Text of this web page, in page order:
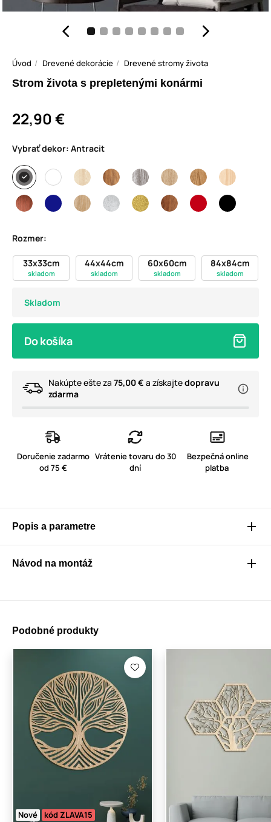
Úvod Drevené dekorácie Drevené stromy života
Strom života s prepletenými konármi
22,90 €
Vybrať dekor: Antracit
Rozmer:
33x33cm
skladom
44x44cm
skladom
60x60cm
skladom
84x84cm
skladom
Skladom
Do košíka
Nakúpte ešte za 75,00 € a získajtedopravu
zdarma
Doručenie zadarmo
od 75 €
Vrátenie tovaru do 30
dní
Bezpečná online
platba
Popis a parametre
Návod na montáž
Podobné produkty
Nové
kód ZLAVA15